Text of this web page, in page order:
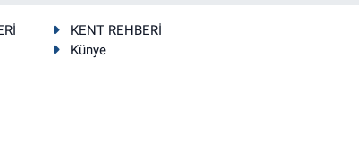
KENT REHBERİ
Künye